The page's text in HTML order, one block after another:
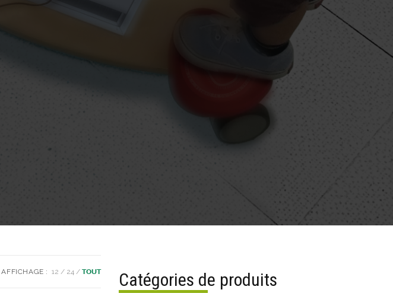
AFFICHAGE : 12 24 TOUT Catégories de produits